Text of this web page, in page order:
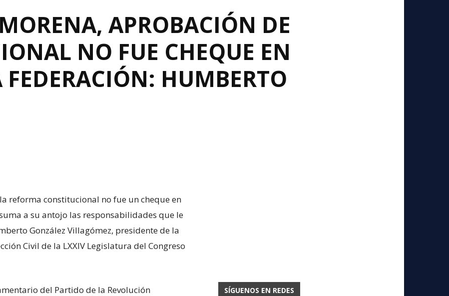
APROBACIÓN DE
NO FUE CHEQUE EN
HUMBERTO
reforma constitucional no fue un cheque en
a su antojo las responsabilidades que le
González Villagómez, presidente de la
Civil de la LXXIV Legislatura del Congreso
del Partido de la Revolución
SÍGUENOS EN REDES